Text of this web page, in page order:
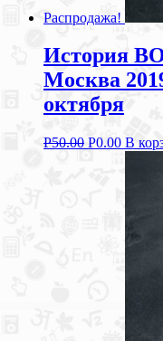
Распродажа!
История
Москва
октября
Р50.00 Р0.00 В